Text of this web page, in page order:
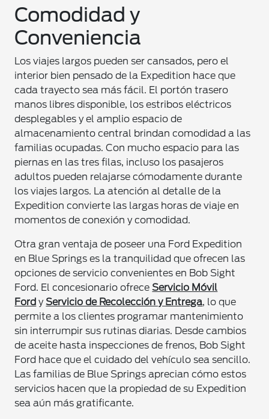
Comodidad y
Conveniencia
Los viajes largos pueden ser cansados, pero el
interior bien pensado de la Expedition hace que
cada trayecto sea más fácil. El portón trasero
manos libres disponible, los estribos eléctricos
desplegables y el amplio espacio de
almacenamiento central brindan comodidad a las
familias ocupadas. Con mucho espacio para las
piernas en las tres filas, incluso los pasajeros
adultos pueden relajarse cómodamente durante
los viajes largos. La atención al detalle de la
Expedition convierte las largas horas de viaje en
momentos de conexión y comodidad.
Otra gran ventaja de poseer una Ford Expedition
en Blue Springs es la tranquilidad que ofrecen las
opciones de servicio convenientes en Bob Sight
Ford. El concesionario ofreceServicio Móvil
Ford yServicio de Recolección y Entrega, lo que
permite a los clientes programar mantenimiento
sin interrumpir sus rutinas diarias. Desde cambios
de aceite hasta inspecciones de frenos, Bob Sight
Ford hace que el cuidado del vehículo sea sencillo.
Las familias de Blue Springs aprecian cómo estos
servicios hacen que la propiedad de su Expedition
sea aún más gratificante.